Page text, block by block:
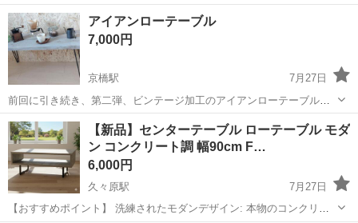
けできません 購入のタイミングが重なった場合は店頭販売を優先させ
て頂きます m(_ _)m 上記問合せ、またはテンプレートでのご質問には
お返事しておりま...
岡山 倉敷市 弥生駅
アイアンローテーブル
7,000円
京橋駅
7月27日
前回に引き続き、第二弾、ビンテージ加工のアイアンローテーブルで
す☺️ 暖かみのある木材をカフェ風にアレンジしています☕️ 古材風なテ
イストでお部屋にあればさりげないオシャレな存在感が、日常に花を
添えてくれる事間違いありません...
岡山 倉敷市 京橋駅 テーブル ビンテージ
【新品】センターテーブル ローテーブル モダ
ン コンクリート調 幅90cm F…
6,000円
久々原駅
7月27日
【おすすめポイント】 洗練されたモダンデザイン: 本物のコンクリー